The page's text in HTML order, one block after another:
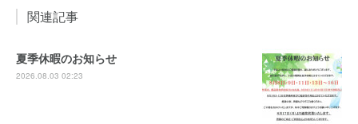
関連記事
夏季休暇のお知らせ
2026.08.03 02:23